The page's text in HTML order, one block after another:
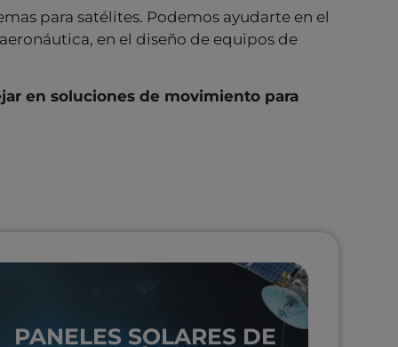
para satélites. Podemos ayudarte en el
en el diseño de equipos de
en soluciones de movimiento para
PANELES SOLARES DE